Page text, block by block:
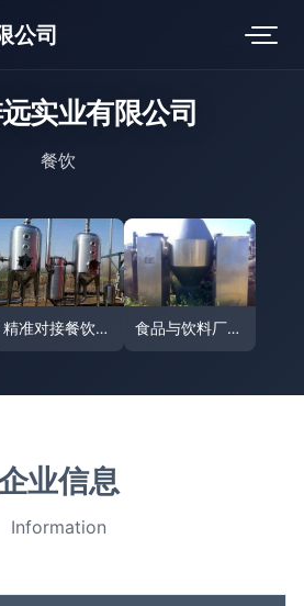
公司
实业有限公司
餐饮
精准对接餐饮需求 北京祥顺冷库设备回收公司的供应宝典 食品与饮料厂加工设备长期供应，助力餐饮产业链升级
业信息
Information